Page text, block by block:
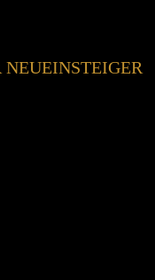
NEUEINSTEIGER